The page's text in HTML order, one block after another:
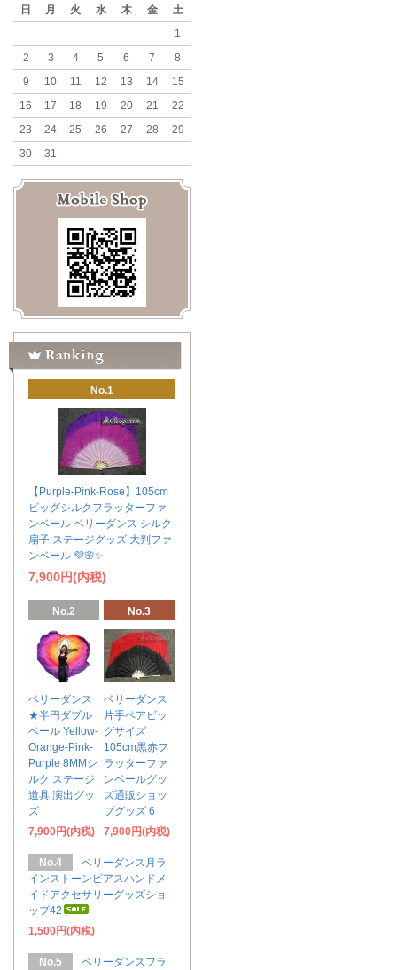
日 月 火 水 木 金
土
1
2
3 4 5 6 7
8
9
10 11 12 13 14
15
16
17 18 19 20 21
22
23
24 25 26 27 28
29
30
31
No.1
【Purple-Pink-Rose】105cm
ビッグシルクフラッターファ
ンベール ベリーダンス シルク
扇子 ステージグッズ 大判ファ
ンベール 💜🌸✨
7,900円(内税)
No.2
ベリーダンス
★半円ダブル
ベール Yellow-
Orange-Pink-
Purple 8MMシ
ルク ステージ
道具 演出グッ
ズ
7,900円(内税)
No.3
ベリーダンス
片手ペアビッ
グサイズ
105cm黒赤フ
ラッターファ
ンベールグッ
ズ通販ショッ
プグッズ 6
7,900円(内税)
No.4
ベリーダンス月ラ
インストーンピアスハンドメ
イドアクセサリーグッズショ
ップ42
1,500円(内税)
No.5
ベリーダンスフラ